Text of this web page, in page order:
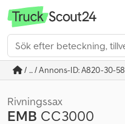
/ ... / Annons-ID: A820-30-58
Rivningssax
EMB CC3000